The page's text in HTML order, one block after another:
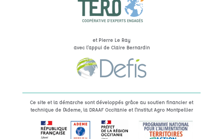
et Pierre Le Ray
avec l’appui de Claire Bernardin
Ce site et la démarche sont développés grâce au soutien financier et
technique de l'Ademe, la DRAAF Occitanie et l'Institut Agro Montpellier